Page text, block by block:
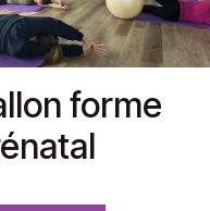
forme